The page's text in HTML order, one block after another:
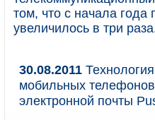
том, что с начала года
увеличилось в три
30.08.2011
мобильных
электронной почты